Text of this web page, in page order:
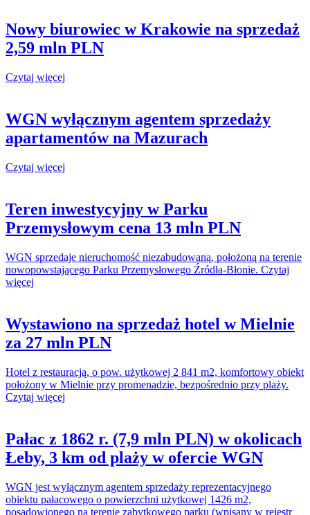
Nowy biurowiec w Krakowie na sprzedaż
2,59 mln PLN
Czytaj więcej
WGN wyłącznym agentem sprzedaży
apartamentów na Mazurach
Czytaj więcej
Teren inwestycyjny w Parku
Przemysłowym cena 13 mln PLN
WGN sprzedaje nieruchomość niezabudowaną, położoną na terenie
nowopowstającego Parku Przemysłowego Źródła-Błonie. Czytaj
więcej
Wystawiono na sprzedaż hotel w Mielnie
za 27 mln PLN
Hotel z restauracją, o pow. użytkowej 2 841 m2, komfortowy obiekt
położony w Mielnie przy promenadzie, bezpośrednio przy plaży.
Czytaj więcej
Pałac z 1862 r. (7,9 mln PLN) w okolicach
Łeby, 3 km od plaży w ofercie WGN
WGN jest wyłącznym agentem sprzedaży reprezentacyjnego
obiektu pałacowego o powierzchni użytkowej 1426 m2,
posadowionego na terenie zabytkowego parku (wpisany w rejestr